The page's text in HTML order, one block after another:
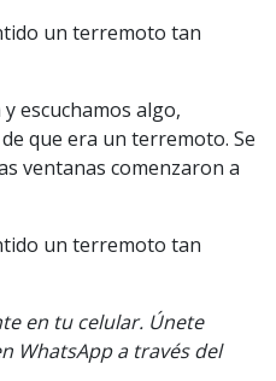
un terremoto tan
escuchamos algo,
que era un terremoto. Se
ventanas comenzaron a
un terremoto tan
en tu celular. Únete
WhatsApp a través del